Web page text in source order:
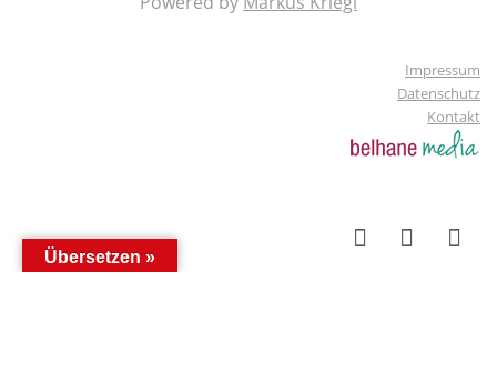
Impressum
Datenschutz
Kontakt
Übersetzen »